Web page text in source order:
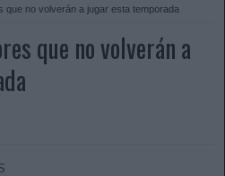
que no volverán a jugar esta temporada
que no volverán a